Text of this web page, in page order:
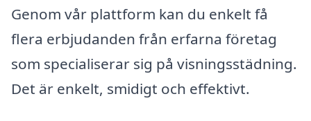
Genom vår plattform kan du enkelt få
flera erbjudanden från erfarna företag
som specialiserar sig på visningsstädning.
Det är enkelt, smidigt och effektivt.